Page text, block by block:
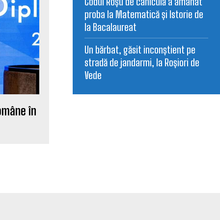
în
proba la Matematică și Istorie de
la Bacalaureat
Un bărbat, găsit inconștient pe
stradă de jandarmi, la Roșiori de
Vede